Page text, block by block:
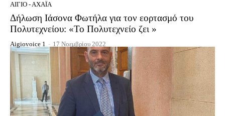
ΑΊΓΙΟ - ΑΧΑΪ́Α
Δήλωση Ιάσονα Φωτήλα για τον εορτασμό του
Πολυτεχνείου: «Το Πολυτεχνείο ζει »
Aigiovoice 1 - 17 Νοεμβρίου 2022